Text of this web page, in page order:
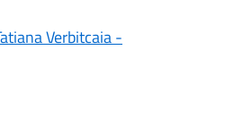
Verbitcaia -